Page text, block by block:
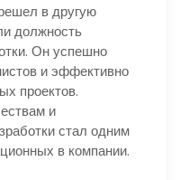
в другую
должность
Он успешно
и эффективно
проектов.
и
стал одним
в компании.